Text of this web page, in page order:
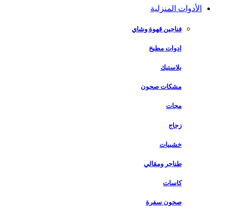
الأدوات المنزلية
فناجين قهوة وشاي
ادوات مطبخ
بلاستيك
مشكات صحون
مجات
زجاج
خشبيات
طناجر ومقالي
كاسات
صحون سفرة